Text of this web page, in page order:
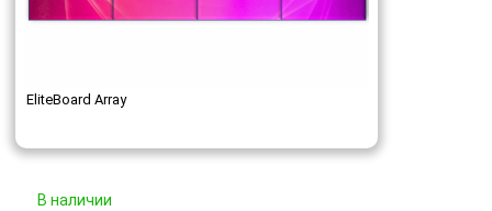
EliteBoard Array
В наличии